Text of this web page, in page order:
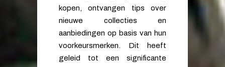
kopen, ontvangen tips over
nieuwe collecties en
aanbiedingen op basis van hun
voorkeursmerken. Dit heeft
geleid tot een significante